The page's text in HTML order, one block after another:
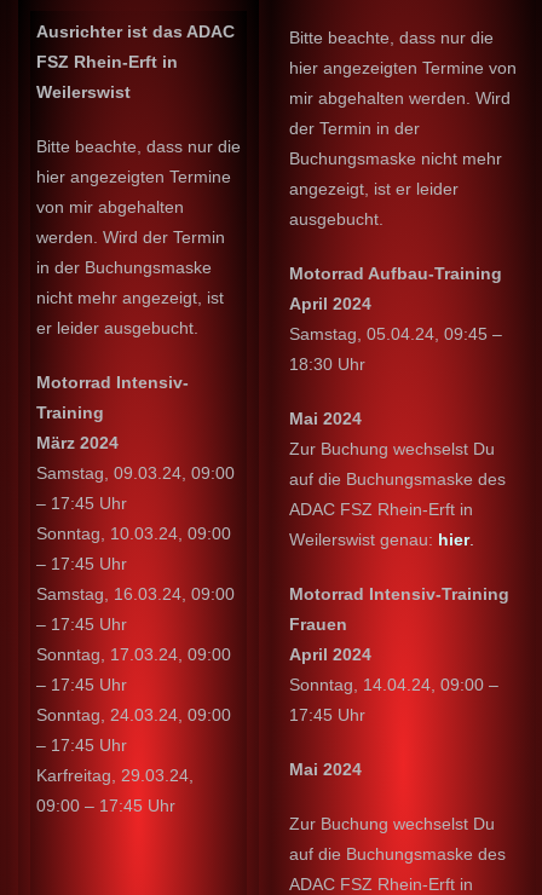
Ausrichter ist das ADAC
FSZ Rhein-Erft in
Weilerswist
Bitte beachte, dass nur die
hier angezeigten Termine
von mir abgehalten
werden. Wird der Termin
in der Buchungsmaske
nicht mehr angezeigt, ist
er leider ausgebucht.
Motorrad Intensiv-
Training
März 2024
Samstag, 09.03.24, 09:00
– 17:45 Uhr
Sonntag, 10.03.24, 09:00
– 17:45 Uhr
Samstag, 16.03.24, 09:00
– 17:45 Uhr
Sonntag, 17.03.24, 09:00
– 17:45 Uhr
Sonntag, 24.03.24, 09:00
– 17:45 Uhr
Karfreitag, 29.03.24,
09:00 – 17:45 Uhr
Bitte beachte, dass nur die
hier angezeigten Termine von
mir abgehalten werden. Wird
der Termin in der
Buchungsmaske nicht mehr
angezeigt, ist er leider
ausgebucht.
Motorrad Aufbau-Training
April 2024
Samstag, 05.04.24, 09:45 –
18:30 Uhr
Mai 2024
Zur Buchung wechselst Du
auf die Buchungsmaske des
ADAC FSZ Rhein-Erft in
Weilerswist genau: hier.
Motorrad Intensiv-Training
Frauen
April 2024
Sonntag, 14.04.24, 09:00 –
17:45 Uhr
Mai 2024
Zur Buchung wechselst Du
auf die Buchungsmaske des
ADAC FSZ Rhein-Erft in